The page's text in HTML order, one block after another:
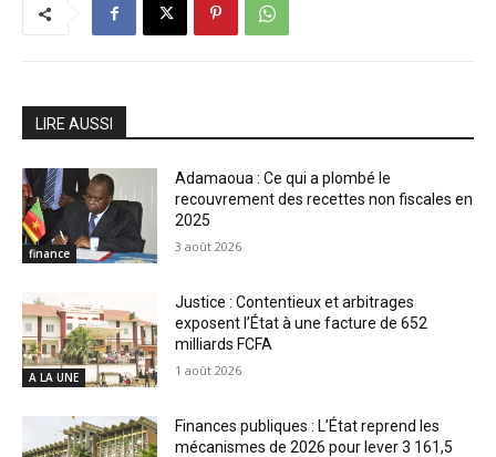
LIRE AUSSI
finance
Adamaoua : Ce qui a plombé le
recouvrement des recettes non fiscales en
2025
3 août 2026
A LA UNE
Justice : Contentieux et arbitrages
exposent l’État à une facture de 652
milliards FCFA
1 août 2026
Finances publiques : L’État reprend les
mécanismes de 2026 pour lever 3 161,5